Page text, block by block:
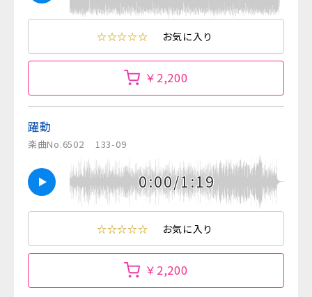
☆☆☆☆☆ お気に入り
￥2,200
躍動
楽曲No.6502 133-09
0:00/1:19
☆☆☆☆☆ お気に入り
￥2,200